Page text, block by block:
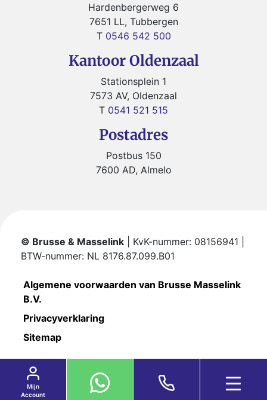
Hardenbergerweg 6
7651 LL, Tubbergen
T 0546 542 500
Kantoor Oldenzaal
Stationsplein 1
7573 AV, Oldenzaal
T 0541 521 515
Postadres
Postbus 150
7600 AD, Almelo
© Brusse & Masselink | KvK-nummer: 08156941 |
BTW-nummer: NL 8176.87.099.B01
Algemene voorwaarden van Brusse Masselink
B.V.
Privacyverklaring
Sitemap
Mijn
Account